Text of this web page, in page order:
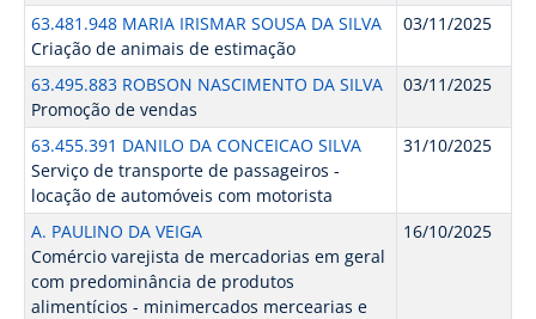
63.481.948 MARIA IRISMAR SOUSA DA SILVA
Criação de animais de estimação
03/11/2025
63.495.883 ROBSON NASCIMENTO DA SILVA
Promoção de vendas
03/11/2025
63.455.391 DANILO DA CONCEICAO SILVA
Serviço de transporte de passageiros -
locação de automóveis com motorista
31/10/2025
A. PAULINO DA VEIGA
Comércio varejista de mercadorias em geral
com predominância de produtos
alimentícios - minimercados mercearias e
16/10/2025